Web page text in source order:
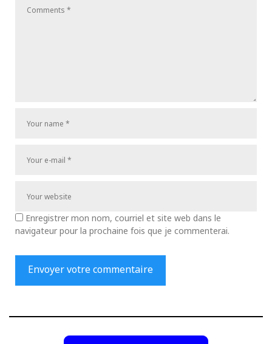
Enregistrer mon nom, courriel et site web dans le
navigateur pour la prochaine fois que je commenterai.